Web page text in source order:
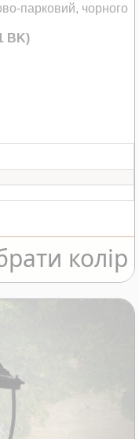
парковий, чорного
BK)
колір